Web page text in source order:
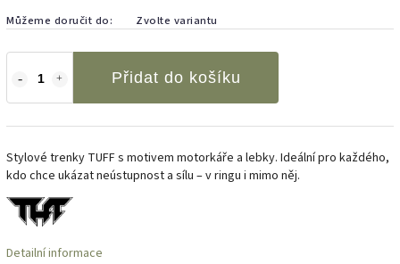
Můžeme doručit do: Zvolte variantu
Přidat do košíku
Stylové trenky TUFF s motivem motorkáře a lebky. Ideální pro každého,
kdo chce ukázat neústupnost a sílu – v ringu i mimo něj.
Detailní informace